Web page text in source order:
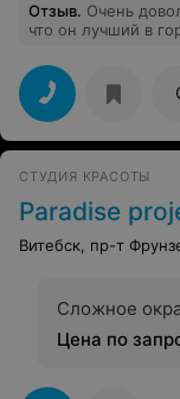
Отзыв. Очень
что он лучший в
Бываю и на
настроению!
СТУДИЯ КРАСОТЫ
Paradise
Витебск, пр-т
Сложное
Цена по